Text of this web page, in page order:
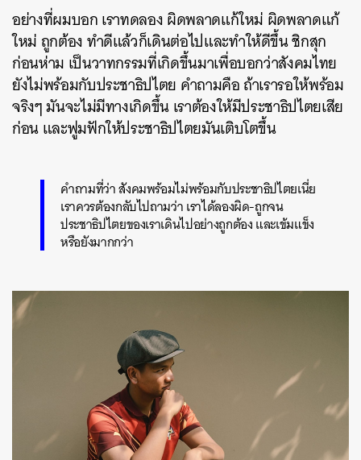
อย่างที่ผมบอก เราทดลอง ผิดพลาดแก้ใหม่ ผิดพลาดแก้
ใหม่ ถูกต้อง ทำดีแล้วก็เดินต่อไปและทำให้ดีขึ้น ชิกสุก
ก่อนห่าม เป็นวาทกรรมที่เกิดขึ้นมาเพื่อบอกว่าสังคมไทย
ยังไม่พร้อมกับประชาธิปไตย คำถามคือ ถ้าเรารอให้พร้อม
จริงๆ มันจะไม่มีทางเกิดขึ้น เราต้องให้มีประชาธิปไตยเสีย
ก่อน และฟูมฟักให้ประชาธิปไตยมันเติบโตขึ้น
คำถามที่ว่า สังคมพร้อมไม่พร้อมกับประชาธิปไตยเนี่ย
เราควรต้องกลับไปถามว่า เราได้ลองผิด-ถูกจน
ประชาธิปไตยของเราเดินไปอย่างถูกต้อง และเข้มแข็ง
หรือยังมากกว่า